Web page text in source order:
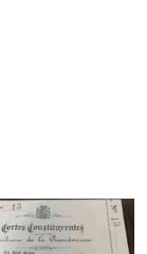
| Buscador